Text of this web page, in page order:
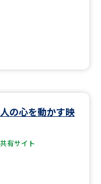
特待生制度特集
３択
タート号特集ページ
の心を動かす映
有サイト